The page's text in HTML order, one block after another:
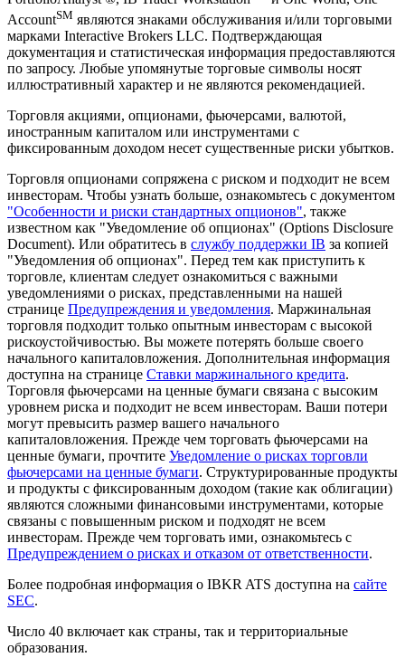
AccountSM являются знаками обслуживания и/или торговыми
марками Interactive Brokers LLC. Подтверждающая
документация и статистическая информация предоставляются
по запросу. Любые упомянутые торговые символы носят
иллюстративный характер и не являются рекомендацией.
Торговля акциями, опционами, фьючерсами, валютой,
иностранным капиталом или инструментами с
фиксированным доходом несет существенные риски убытков.
Торговля опционами сопряжена с риском и подходит не всем
инвесторам. Чтобы узнать больше, ознакомьтесь с документом
"Особенности и риски стандартных опционов", также
известном как "Уведомление об опционах" (Options Disclosure
Document). Или обратитесь в службу поддержки IB за копией
"Уведомления об опционах". Перед тем как приступить к
торговле, клиентам следует ознакомиться с важными
уведомлениями о рисках, представленными на нашей
странице Предупреждения и уведомления. Маржинальная
торговля подходит только опытным инвесторам с высокой
рискоустойчивостью. Вы можете потерять больше своего
начального капиталовложения. Дополнительная информация
доступна на странице Ставки маржинального кредита.
Торговля фьючерсами на ценные бумаги связана с высоким
уровнем риска и подходит не всем инвесторам. Ваши потери
могут превысить размер вашего начального
капиталовложения. Прежде чем торговать фьючерсами на
ценные бумаги, прочтите Уведомление о рисках торговли
фьючерсами на ценные бумаги. Структурированные продукты
и продукты с фиксированным доходом (такие как облигации)
являются сложными финансовыми инструментами, которые
связаны с повышенным риском и подходят не всем
инвесторам. Прежде чем торговать ими, ознакомьтесь с
Предупреждением о рисках и отказом от ответственности.
Более подробная информация о IBKR ATS доступна на сайте
SEC.
Число 40 включает как страны, так и территориальные
образования.